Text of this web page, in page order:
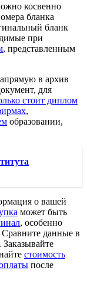
косвенно
бланка
бланк
при
, представленным
в архив
для
стоит диплом
,
образовании,
о вашей
может быть
, особенно
Сравните данные в
. Заказывайте
стоимость
после